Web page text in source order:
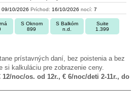
09/10/2026 Príchod: 16/10/2026 nocí: 7
S Oknom
899
S Balkóm
n.d.
Suite
1.399
prístavných daní, bez poistenia a bez
kalkuláciu pre zobrazenie ceny.
noc/os. od 12r., € 6/noc/deti 2-11r., do